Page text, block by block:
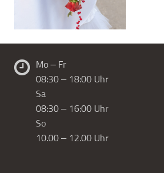
Mo – Fr
08:30 – 18:00 Uhr
Sa
08:30 – 16:00 Uhr
So
10.00 – 12.00 Uhr